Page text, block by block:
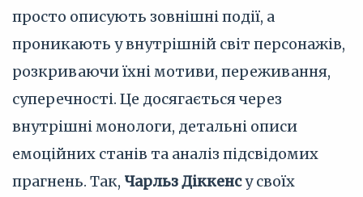
просто описують зовнішні події, а
проникають у внутрішній світ персонажів,
розкриваючи їхні мотиви, переживання,
суперечності. Це досягається через
внутрішні монологи, детальні описи
емоційних станів та аналіз підсвідомих
прагнень. Так, Чарльз Діккенсу своїх